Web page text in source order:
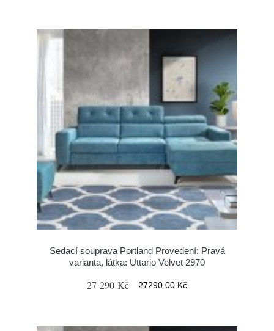
Sedací souprava Portland Provedení: Pravá
varianta, látka: Uttario Velvet 2970
27 290 Kč 27290.00 Kč